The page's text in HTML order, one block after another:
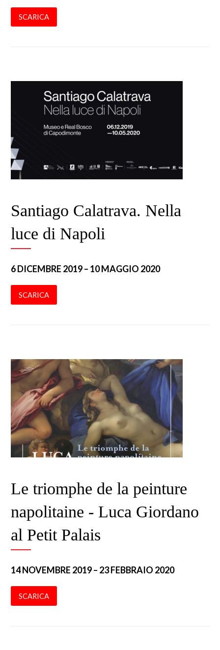
SCARICA
Santiago Calatrava. Nella
luce di Napoli
6 DICEMBRE 2019 – 10 MAGGIO 2020
SCARICA
Le triomphe de la peinture
napolitaine - Luca Giordano
al Petit Palais
14 NOVEMBRE 2019 – 23 FEBBRAIO 2020
SCARICA